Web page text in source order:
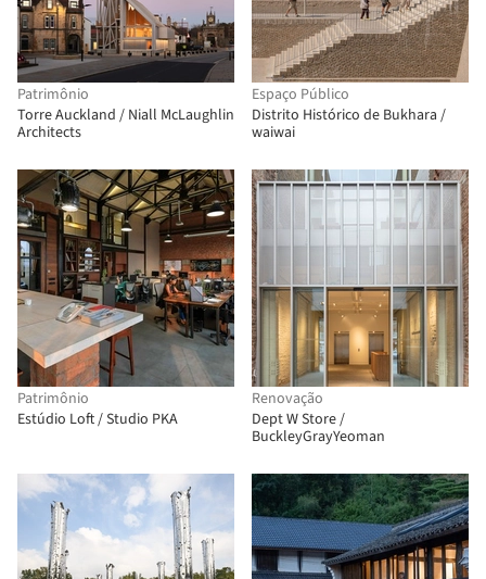
Patrimônio
Torre Auckland / Niall McLaughlin
Architects
Espaço Público
Distrito Histórico de Bukhara /
waiwai
Patrimônio
Estúdio Loft / Studio PKA
Renovação
Dept W Store /
BuckleyGrayYeoman